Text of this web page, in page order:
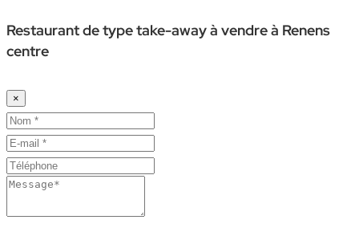
Restaurant de type take-away à vendre à Renens
centre
×